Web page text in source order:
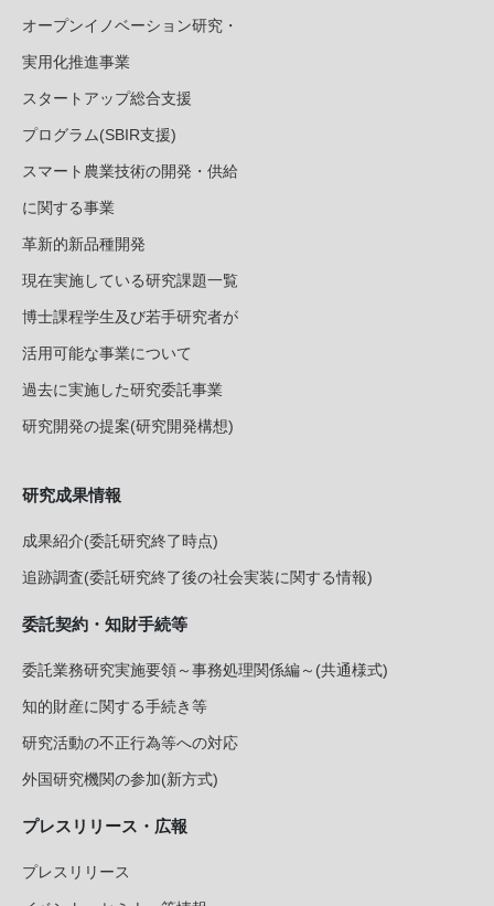
オープンイノベーション研究・
実用化推進事業
スタートアップ総合支援
プログラム(SBIR支援)
スマート農業技術の開発・供給
に関する事業
革新的新品種開発
現在実施している研究課題一覧
博士課程学生及び若手研究者が
活用可能な事業について
過去に実施した研究委託事業
研究開発の提案(研究開発構想)
研究成果情報
成果紹介(委託研究終了時点)
追跡調査(委託研究終了後の社会実装に関する情報)
委託契約・知財手続等
委託業務研究実施要領～事務処理関係編～(共通様式)
知的財産に関する手続き等
研究活動の不正行為等への対応
外国研究機関の参加(新方式)
プレスリリース・広報
プレスリリース